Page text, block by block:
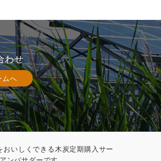
わせ
ムへ
おいしくできる木炭定期購入サー